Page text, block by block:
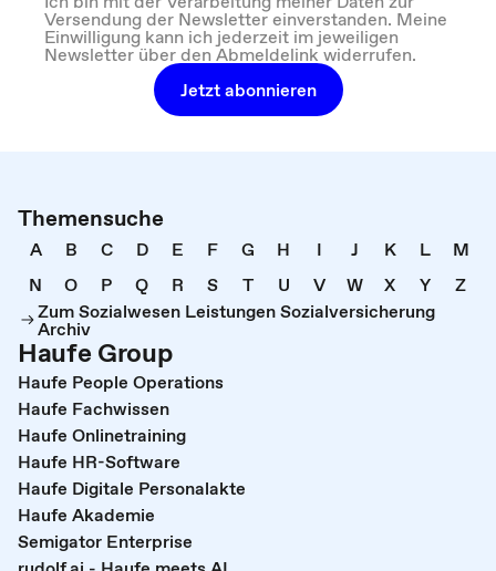
Versendung der Newsletter einverstanden. Meine
Einwilligung kann ich jederzeit im jeweiligen
Newsletter über den Abmeldelink widerrufen.
Jetzt abonnieren
Themensuche
A B C D E F G H I J K L
M
N
O P Q R S T U V W X Y
Z
Zum Sozialwesen Leistungen Sozialversicherung
Archiv
Haufe Group
Haufe People Operations
Haufe Fachwissen
Haufe Onlinetraining
Haufe HR-Software
Haufe Digitale Personalakte
Haufe Akademie
Semigator Enterprise